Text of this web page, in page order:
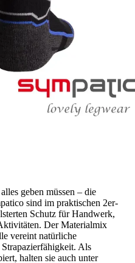
geben müssen – die
sind im praktischen 2er-
Schutz für Handwerk,
Der Materialmix
vereint natürliche
Als
halten sie auch unter